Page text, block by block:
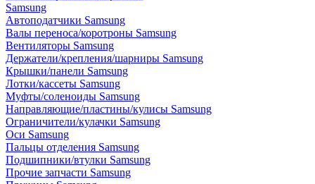
Samsung
Автоподатчики Samsung
Валы переноса/коротроны Samsung
Вентиляторы Samsung
Держатели/крепления/шарниры Samsung
Крышки/панели Samsung
Лотки/кассеты Samsung
Муфты/соленоиды Samsung
Направляющие/пластины/кулисы Samsung
Ограничители/кулачки Samsung
Оси Samsung
Пальцы отделения Samsung
Подшипники/втулки Samsung
Прочие запчасти Samsung